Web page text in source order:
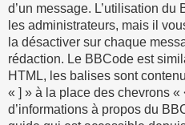
d’un message. L’utilisation
les administrateurs, mais il
la désactiver sur chaque
rédaction. Le BBCode est
HTML, les balises sont
« ] » à la place des chevrons «
d’informations à propos du